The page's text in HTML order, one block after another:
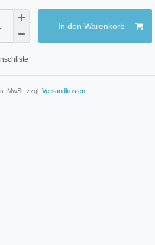
In den Warenkorb
MwSt. zzgl. Versandkosten